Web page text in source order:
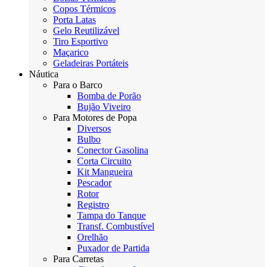
Copos Térmicos
Porta Latas
Gelo Reutilizável
Tiro Esportivo
Maçarico
Geladeiras Portáteis
Náutica
Para o Barco
Bomba de Porão
Bujão Viveiro
Para Motores de Popa
Diversos
Bulbo
Conector Gasolina
Corta Circuito
Kit Mangueira
Pescador
Rotor
Registro
Tampa do Tanque
Transf. Combustível
Orelhão
Puxador de Partida
Para Carretas